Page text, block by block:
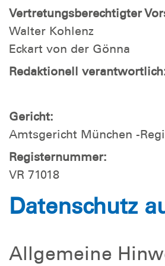
Vertretungsberechtigter
Walter Kohlenz
Eckart von der Gönna
Redaktionell
Gericht:
Amtsgericht München -
Registernummer:
VR 71018
Datenschutz
Allgemeine